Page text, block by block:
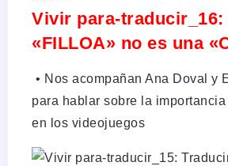
Vivir para-traducir_16:
«FILLOA» no es una
•⁠ Nos acompañan Ana Doval y
para hablar sobre la
en los videojuegos